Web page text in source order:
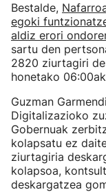
Bestalde,
egoki
aldiz erori
sartu den
2820 ziurtagiri
honetako
Guzman
Digitalizazioko
Gobernuak
kolapsatu ez
ziurtagiria
kolapsoa,
deskargatzea